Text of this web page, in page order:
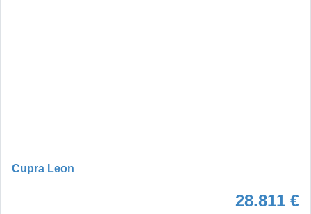
Cupra Leon
28.811 €